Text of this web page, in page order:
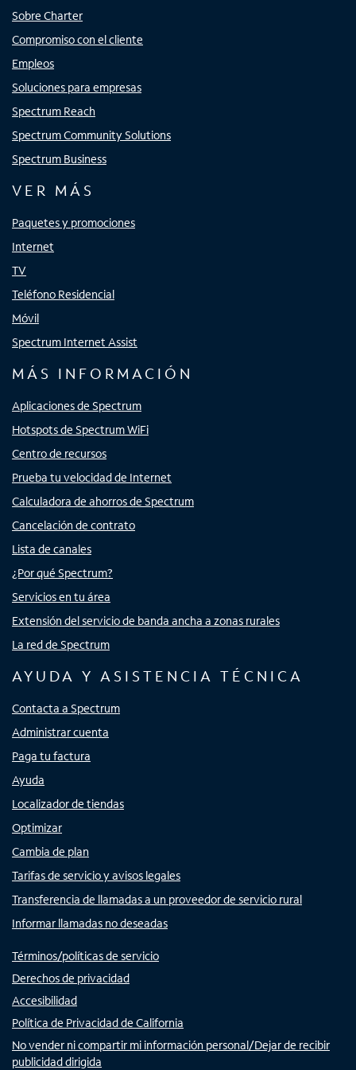
Sobre Charter
Compromiso con el cliente
Empleos
Soluciones para empresas
Spectrum Reach
Spectrum Community Solutions
Spectrum Business
VER MÁS
Paquetes y promociones
Internet
TV
Teléfono Residencial
Móvil
Spectrum Internet Assist
MÁS INFORMACIÓN
Aplicaciones de Spectrum
Hotspots de Spectrum WiFi
Centro de recursos
Prueba tu velocidad de Internet
Calculadora de ahorros de Spectrum
Cancelación de contrato
Lista de canales
¿Por qué Spectrum?
Servicios en tu área
Extensión del servicio de banda ancha a zonas rurales
La red de Spectrum
AYUDA Y ASISTENCIA TÉCNICA
Contacta a Spectrum
Administrar cuenta
Paga tu factura
Ayuda
Localizador de tiendas
Optimizar
Cambia de plan
Tarifas de servicio y avisos legales
Transferencia de llamadas a un proveedor de servicio rural
Informar llamadas no deseadas
Términos/políticas de servicio
Derechos de privacidad
Accesibilidad
Política de Privacidad de California
No vender ni compartir mi información personal/Dejar de recibir
publicidad dirigida